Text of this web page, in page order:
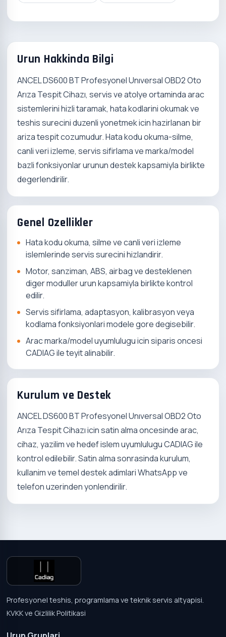
Urun Hakkinda Bilgi
ANCEL DS600 BT Profesyonel Unıversal OBD2 Oto
Arıza Tespit Cihazı, servis ve atolye ortaminda arac
sistemlerini hizli taramak, hata kodlarini okumak ve
teshis surecini duzenli yonetmek icin hazirlanan bir
ariza tespit cozumudur. Hata kodu okuma-silme,
canli veri izleme, servis sifirlama ve marka/model
bazli fonksiyonlar urunun destek kapsamiyla birlikte
degerlendirilir.
Genel Ozellikler
Hata kodu okuma, silme ve canli veri izleme
islemlerinde servis surecini hizlandirir.
Motor, sanziman, ABS, airbag ve desteklenen
diger moduller urun kapsamiyla birlikte kontrol
edilir.
Servis sifirlama, adaptasyon, kalibrasyon veya
kodlama fonksiyonlari modele gore degisebilir.
Arac marka/model uyumlulugu icin siparis oncesi
CADIAG ile teyit alinabilir.
Kurulum ve Destek
ANCEL DS600 BT Profesyonel Unıversal OBD2 Oto
Arıza Tespit Cihazı icin satin alma oncesinde arac,
cihaz, yazilim ve hedef islem uyumlulugu CADIAG ile
kontrol edilebilir. Satin alma sonrasinda kurulum,
kullanim ve temel destek adimlari WhatsApp ve
telefon uzerinden yonlendirilir.
Profesyonel teshis, programlama ve teknik servis altyapisi.
KVKK ve Gizlilik Politikasi